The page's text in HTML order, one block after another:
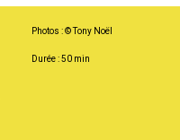
Photos : © Tony Noël
Durée : 50 min